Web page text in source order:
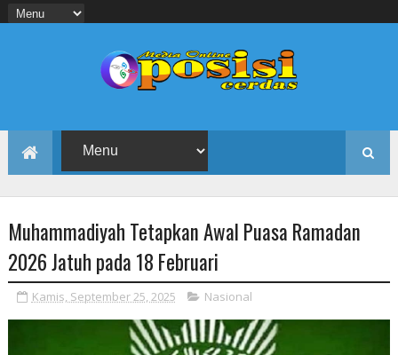
Muhammadiyah Tetapkan Awal Puasa Ramadan
2026 Jatuh pada 18 Februari
Kamis, September 25, 2025 Nasional